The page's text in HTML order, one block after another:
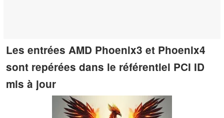
Les entrées AMD Phoenix3 et Phoenix4
sont repérées dans le référentiel PCI ID
mis à jour